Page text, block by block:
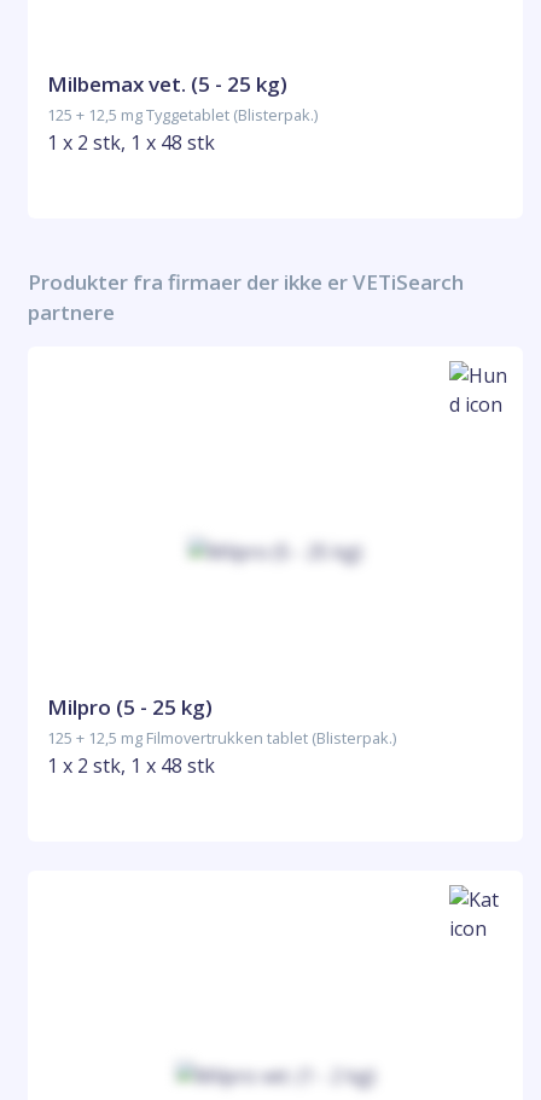
Milbemax vet. (5 - 25 kg)
125 + 12,5 mg Tyggetablet (Blisterpak.)
1 x 2 stk, 1 x 48 stk
Produkter fra firmaer der ikke er VETiSearch
partnere
Milpro (5 - 25 kg)
125 + 12,5 mg Filmovertrukken tablet (Blisterpak.)
1 x 2 stk, 1 x 48 stk